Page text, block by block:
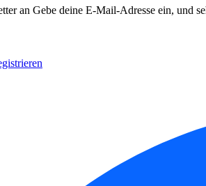
an Gebe deine E-Mail-Adresse ein, und